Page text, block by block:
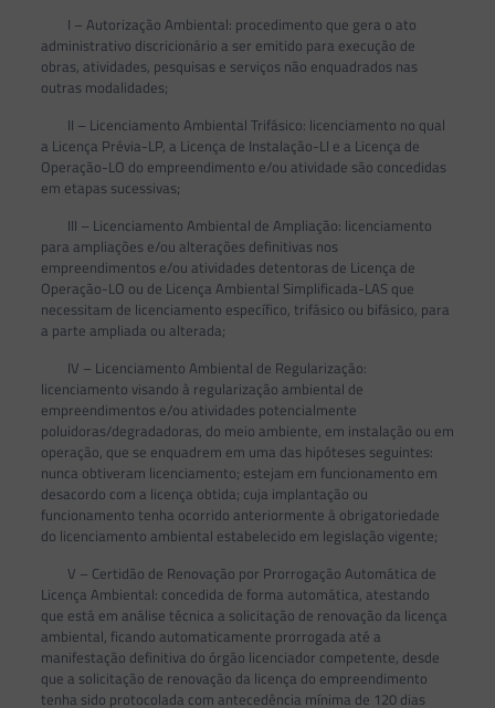
I – Autorização Ambiental: procedimento que gera o ato
administrativo discricionário a ser emitido para execução de
obras, atividades, pesquisas e serviços não enquadrados nas
outras modalidades;
II – Licenciamento Ambiental Trifásico: licenciamento no qual
a Licença Prévia-LP, a Licença de Instalação-LI e a Licença de
Operação-LO do empreendimento e/ou atividade são concedidas
em etapas sucessivas;
III – Licenciamento Ambiental de Ampliação: licenciamento
para ampliações e/ou alterações definitivas nos
empreendimentos e/ou atividades detentoras de Licença de
Operação-LO ou de Licença Ambiental Simplificada-LAS que
necessitam de licenciamento específico, trifásico ou bifásico, para
a parte ampliada ou alterada;
IV – Licenciamento Ambiental de Regularização:
licenciamento visando à regularização ambiental de
empreendimentos e/ou atividades potencialmente
poluidoras/degradadoras, do meio ambiente, em instalação ou em
operação, que se enquadrem em uma das hipóteses seguintes:
nunca obtiveram licenciamento; estejam em funcionamento em
desacordo com a licença obtida; cuja implantação ou
funcionamento tenha ocorrido anteriormente à obrigatoriedade
do licenciamento ambiental estabelecido em legislação vigente;
V – Certidão de Renovação por Prorrogação Automática de
Licença Ambiental: concedida de forma automática, atestando
que está em análise técnica a solicitação de renovação da licença
ambiental, ficando automaticamente prorrogada até a
manifestação definitiva do órgão licenciador competente, desde
que a solicitação de renovação da licença do empreendimento
tenha sido protocolada com antecedência mínima de 120 dias